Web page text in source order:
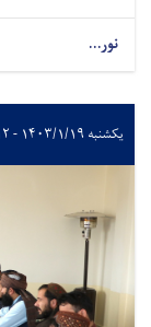
نور...
یکشنبه ۱۴۰۳/۱/۱۹ - ۱۰:۱۲